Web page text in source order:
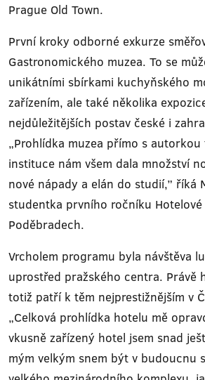
Prague Old Town.
První kroky odborné exkurze
Gastronomického muzea. To se
unikátními sbírkami kuchyňského
zařízením, ale také několika
nejdůležitějších postav české i
„Prohlídka muzea přímo s
instituce nám všem dala množství
nové nápady a elán do studií,” říká
studentka prvního ročníku
Poděbradech.
Vrcholem programu byla návštěva
uprostřed pražského centra. Právě
totiž patří k těm nejprestižnějším v
„Celková prohlídka hotelu mě
vkusně zařízený hotel jsem snad
mým velkým snem být v budoucnu